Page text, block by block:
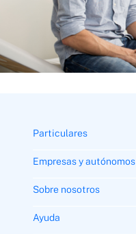
Particulares
Empresas y autónomos
Sobre nosotros
Ayuda